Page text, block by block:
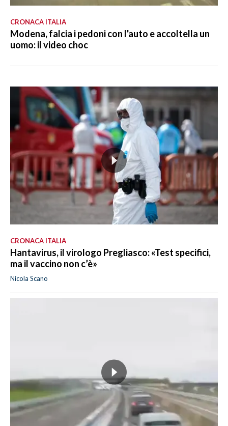
CRONACA ITALIA
Modena, falcia i pedoni con l'auto e accoltella un
uomo: il video choc
CRONACA ITALIA
Hantavirus, il virologo Pregliasco: «Test specifici,
ma il vaccino non c’è»
Nicola Scano